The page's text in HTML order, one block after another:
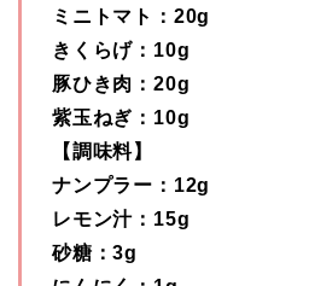
ミニトマト：20g
きくらげ：10g
豚ひき肉：20g
紫玉ねぎ：10g
【調味料】
ナンプラー：12g
レモン汁：15g
砂糖：3g